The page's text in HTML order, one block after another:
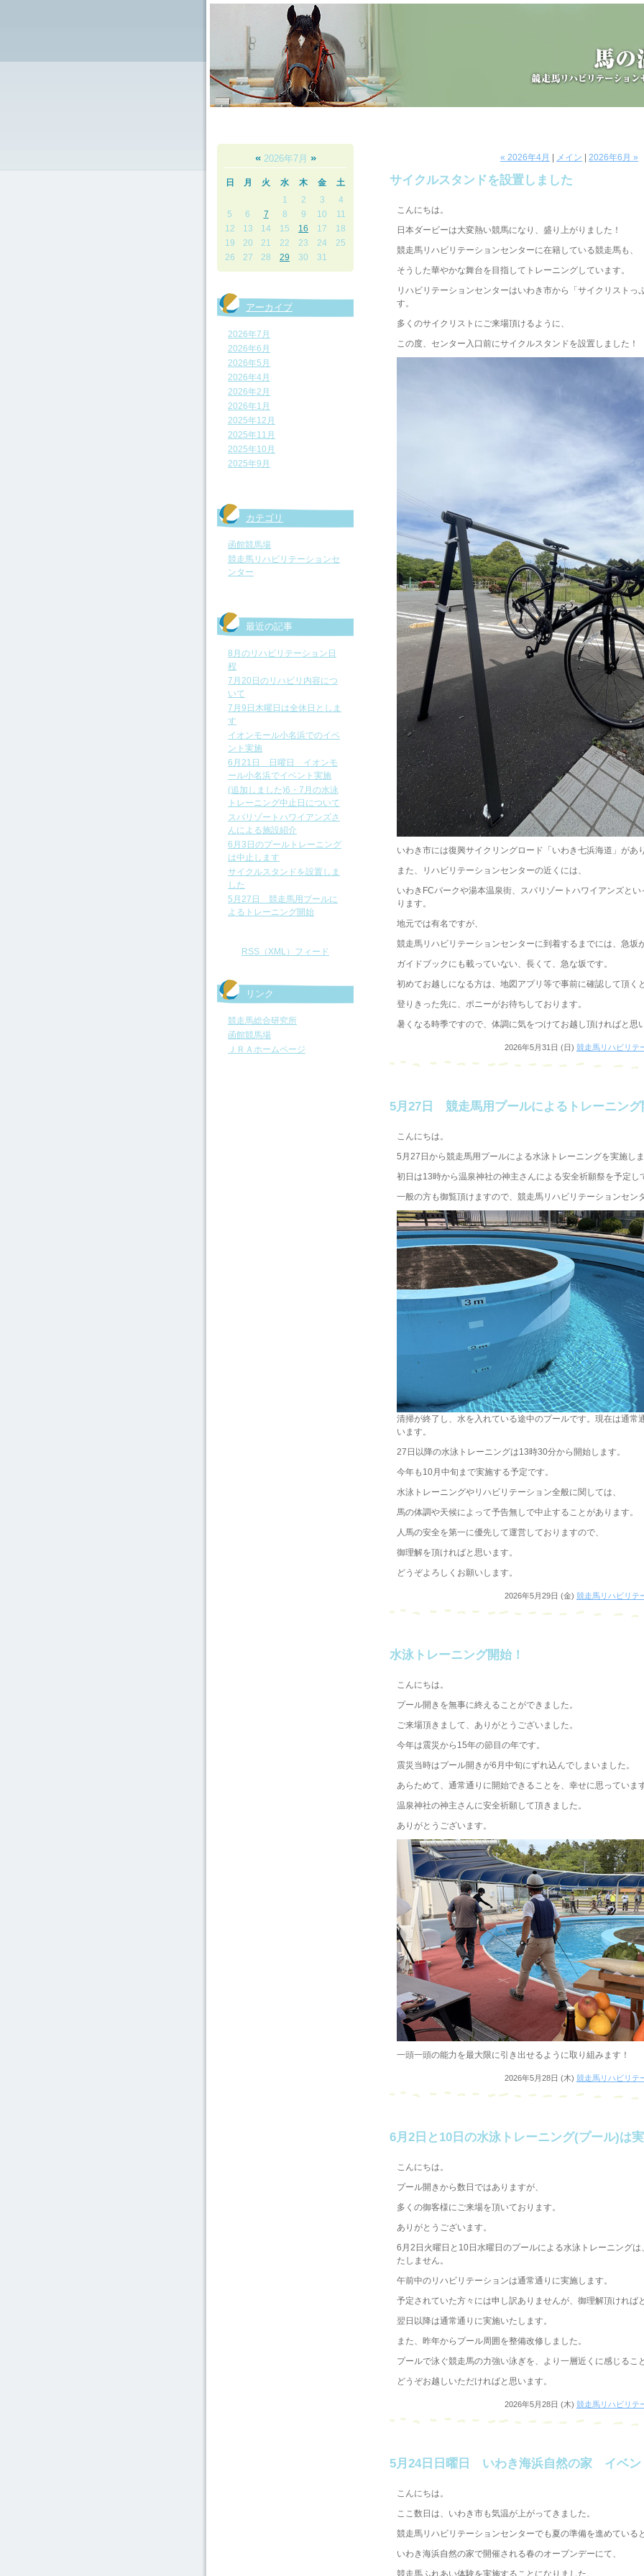
« 2026年7月 »
日 月 火 水 木 金
土
1
2 3
4
5
6 7 8 9 10
11
12
13 14 15 16 17
18
19
20 21 22 23 24
25
26
27 28 29 30 31
アーカイブ
2026年7月
2026年6月
2026年5月
2026年4月
2026年2月
2026年1月
2025年12月
2025年11月
2025年10月
2025年9月
カテゴリ
函館競馬場
競走馬リハビリテーションセ
ンター
最近の記事
8月のリハビリテーション日
程
7月20日のリハビリ内容につ
いて
7月9日木曜日は全休日としま
す
イオンモール小名浜でのイベ
ント実施
6月21日 日曜日 イオンモ
ール小名浜でイベント実施
(追加しました)6・7月の水泳
トレーニング中止日について
スパリゾートハワイアンズさ
んによる施設紹介
6月3日のプールトレーニング
は中止します
サイクルスタンドを設置しま
した
5月27日 競走馬用プールに
よるトレーニング開始
RSS（XML）フィード
リンク
競走馬総合研究所
函館競馬場
ＪＲＡホームページ
« 2026年4月 メイン 2026年6月 »
サイクルスタンドを設置しました
こんにちは。
日本ダービーは大変熱い競馬になり、盛り上がりました！
競走馬リハビリテーションセンターに在籍している競走馬も、
そうした華やかな舞台を目指してトレーニングしています。
リハビリテーションセンターはいわき市から「サイクリストっ
す。
多くのサイクリストにご来場頂けるように、
この度、センター入口前にサイクルスタンドを設置しました！
いわき市には復興サイクリングロード「いわき七浜海道」があ
また、リハビリテーションセンターの近くには、
いわきFCパークや湯本温泉街、スパリゾートハワイアンズと
ります。
地元では有名ですが、
競走馬リハビリテーションセンターに到着するまでには、急坂
ガイドブックにも載っていない、長くて、急な坂です。
初めてお越しになる方は、地図アプリ等で事前に確認して頂く
登りきった先に、ポニーがお待ちしております。
暑くなる時季ですので、体調に気をつけてお越し頂ければと思
2026年5月31日 (日) 競走馬リハビリテ
5月27日 競走馬用プールによるトレーニング
こんにちは。
5月27日から競走馬用プールによる水泳トレーニングを実施し
初日は13時から温泉神社の神主さんによる安全祈願祭を予定し
一般の方も御覧頂けますので、競走馬リハビリテーションセン
清掃が終了し、水を入れている途中のプールです。現在は通常
います。
27日以降の水泳トレーニングは13時30分から開始します。
今年も10月中旬まで実施する予定です。
水泳トレーニングやリハビリテーション全般に関しては、
馬の体調や天候によって予告無しで中止することがあります。
人馬の安全を第一に優先して運営しておりますので、
御理解を頂ければと思います。
どうぞよろしくお願いします。
2026年5月29日 (金) 競走馬リハビリテ
水泳トレーニング開始！
こんにちは。
プール開きを無事に終えることができました。
ご来場頂きまして、ありがとうございました。
今年は震災から15年の節目の年です。
震災当時はプール開きが6月中旬にずれ込んでしまいました。
あらためて、通常通りに開始できることを、幸せに思っていま
温泉神社の神主さんに安全祈願して頂きました。
ありがとうございます。
一頭一頭の能力を最大限に引き出せるように取り組みます！
2026年5月28日 (木) 競走馬リハビリテ
6月2日と10日の水泳トレーニング(プール)は
こんにちは。
プール開きから数日ではありますが、
多くの御客様にご来場を頂いております。
ありがとうございます。
6月2日火曜日と10日水曜日のプールによる水泳トレーニング
たしません。
午前中のリハビリテーションは通常通りに実施します。
予定されていた方々には申し訳ありませんが、御理解頂ければ
翌日以降は通常通りに実施いたします。
また、昨年からプール周囲を整備改修しました。
プールで泳ぐ競走馬の力強い泳ぎを、より一層近くに感じるこ
どうぞお越しいただければと思います。
2026年5月28日 (木) 競走馬リハビリテ
5月24日日曜日 いわき海浜自然の家 イベン
こんにちは。
ここ数日は、いわき市も気温が上がってきました。
競走馬リハビリテーションセンターでも夏の準備を進めている
いわき海浜自然の家で開催される春のオープンデーにて、
競走馬ふれあい体験を実施することになりました。